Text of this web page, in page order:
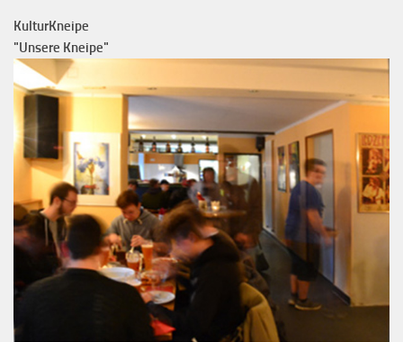
KulturKneipe
"Unsere Kneipe"